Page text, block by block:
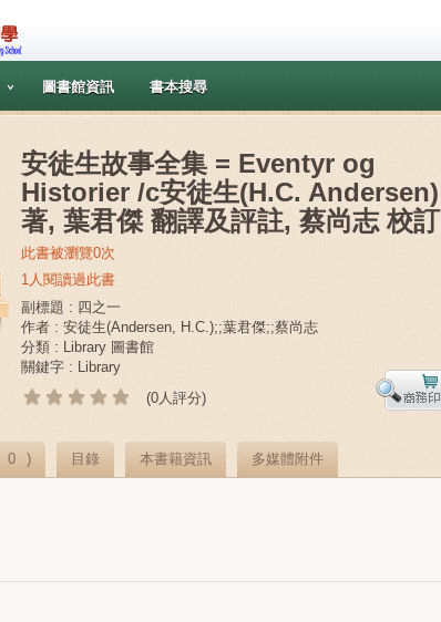
圖書館資訊 書本搜尋
安徒生故事全集 = Eventyr og
Historier /c安徒生(H.C. Andersen)
著, 葉君傑 翻譯及評註, 蔡尚志 校訂
此書被瀏覽0次
1人閱讀過此書
副標題 : 四之一
作者 : 安徒生(Andersen, H.C.);;葉君傑;;蔡尚志
分類 : Library 圖書館
關鍵字 : Library
(0人評分)
0 ) 目錄 本書籍資訊 多媒體附件